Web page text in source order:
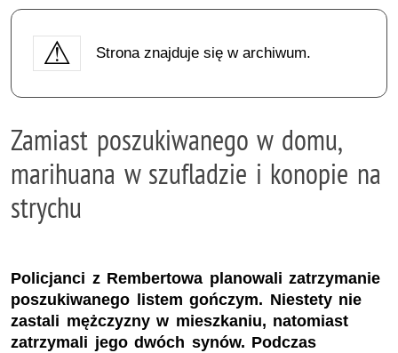
Strona znajduje się w archiwum.
Zamiast poszukiwanego w domu,
marihuana w szufladzie i konopie na
strychu
Policjanci z Rembertowa planowali zatrzymanie
poszukiwanego listem gończym. Niestety nie
zastali mężczyzny w mieszkaniu, natomiast
zatrzymali jego dwóch synów. Podczas